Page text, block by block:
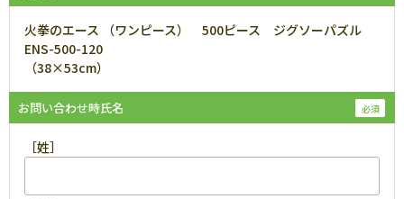
火拳のエース （ワンピース） 500ピース ジグソーパズル
ENS-500-120
（38×53cm）
お問い合わせ時氏名
［姓］